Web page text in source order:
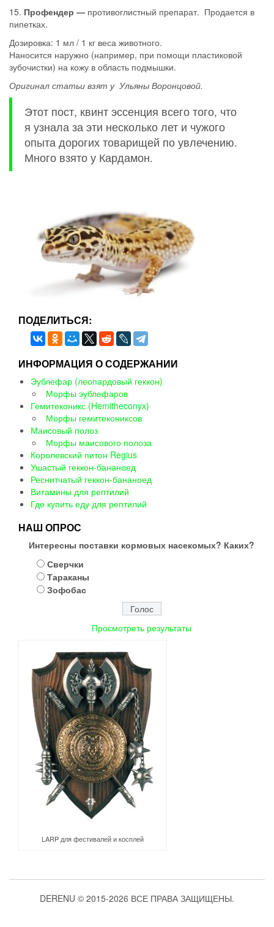
15. Профендер — противоглистный препарат. Продается в
пипетках.
Дозировка: 1 мл / 1 кг веса животного.
Наносится наружно (например, при помощи пластиковой
зубочистки) на кожу в область подмышки.
Оригинал статьи взят у Ульяны Воронцовой.
Этот пост, квинт эссенция всего того, что
я узнала за эти несколько лет и чужого
опыта дорогих товарищей по увлечению.
Много взято у Кардамон.
ПОДЕЛИТЬСЯ:
ИНФОРМАЦИЯ О СОДЕРЖАНИИ
Эублефар (леопардовый геккон)
Морфы эублефаров
Гемитеконикс (Hemitheconyx)
Морфы гемитекониксов
Маисовый полоз
Морфы маисового полоза
Королевский питон Regius
Ушастый геккон-бананоед
Реснитчатый геккон-бананоед
Витамины для рептилий
Где купить еду для рептилий
НАШ ОПРОС
Интересны поставки кормовых насекомых? Каких?
Сверчки
Тараканы
Зофобас
Просмотреть результаты
LARP для фестивалей и косплей
DERENU © 2015-2026 ВСЕ ПРАВА ЗАЩИЩЕНЫ.